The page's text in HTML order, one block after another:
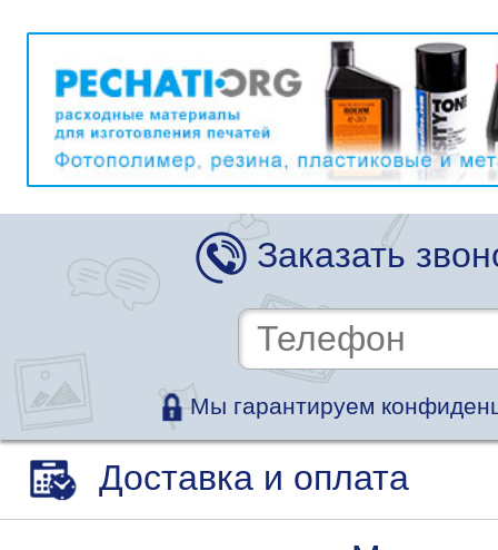
Заказать
Мы гарантируем
Доставка и оплата